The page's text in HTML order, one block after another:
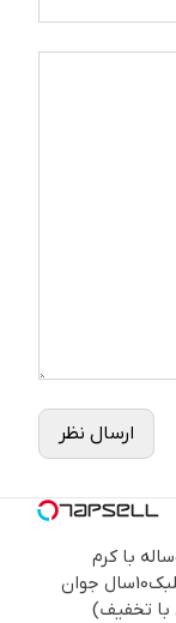
ارسال نظر
این آقای58ساله با کرم
ضدچروک جلبک10سال جوان
تخفیف)